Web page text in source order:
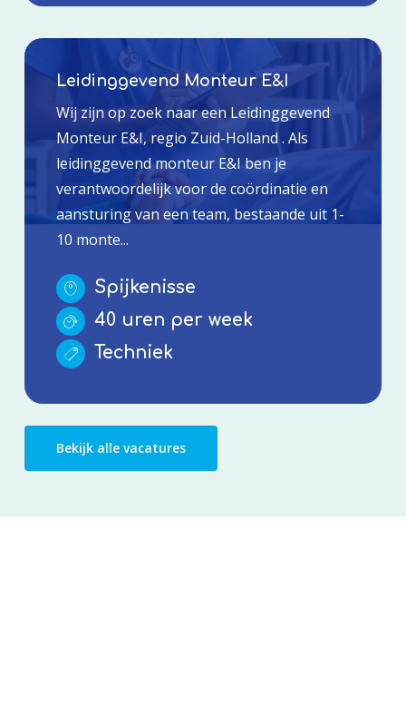
Leidinggevend Monteur E&I
Wij zijn op zoek naar een Leidinggevend
Monteur E&I, regio Zuid-Holland . Als
leidinggevend monteur E&I ben je
verantwoordelijk voor de coördinatie en
aansturing van een team, bestaande uit 1-
10 monte...
Spijkenisse
40 uren per week
Techniek
Bekijk alle vacatures